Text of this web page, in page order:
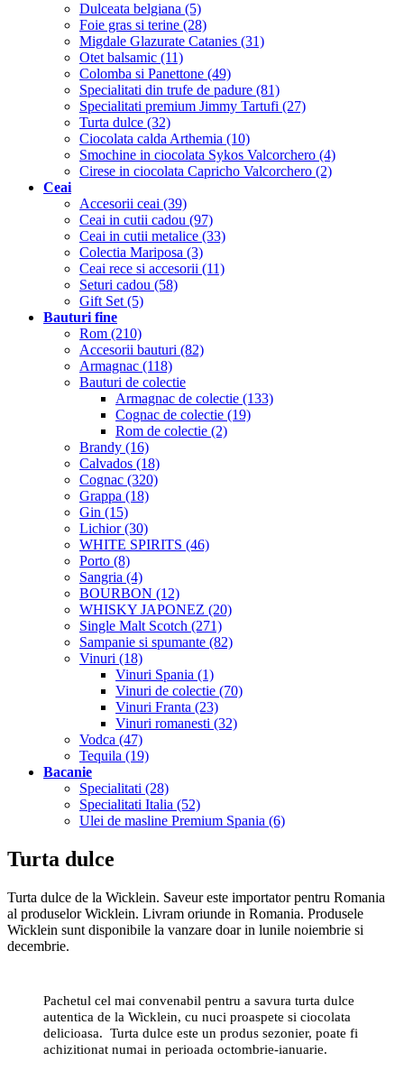
Dulceata belgiana (5)
Foie gras si terine (28)
Migdale Glazurate Catanies (31)
Otet balsamic (11)
Colomba si Panettone (49)
Specialitati din trufe de padure (81)
Specialitati premium Jimmy Tartufi (27)
Turta dulce (32)
Ciocolata calda Arthemia (10)
Smochine in ciocolata Sykos Valcorchero (4)
Cirese in ciocolata Capricho Valcorchero (2)
Ceai
Accesorii ceai (39)
Ceai in cutii cadou (97)
Ceai in cutii metalice (33)
Colectia Mariposa (3)
Ceai rece si accesorii (11)
Seturi cadou (58)
Gift Set (5)
Bauturi fine
Rom (210)
Accesorii bauturi (82)
Armagnac (118)
Bauturi de colectie
Armagnac de colectie (133)
Cognac de colectie (19)
Rom de colectie (2)
Brandy (16)
Calvados (18)
Cognac (320)
Grappa (18)
Gin (15)
Lichior (30)
WHITE SPIRITS (46)
Porto (8)
Sangria (4)
BOURBON (12)
WHISKY JAPONEZ (20)
Single Malt Scotch (271)
Sampanie si spumante (82)
Vinuri (18)
Vinuri Spania (1)
Vinuri de colectie (70)
Vinuri Franta (23)
Vinuri romanesti (32)
Vodca (47)
Tequila (19)
Bacanie
Specialitati (28)
Specialitati Italia (52)
Ulei de masline Premium Spania (6)
Turta dulce
Turta dulce de la Wicklein. Saveur este importator pentru Romania
al produselor Wicklein. Livram oriunde in Romania. Produsele
Wicklein sunt disponibile la vanzare doar in lunile noiembrie si
decembrie.
Pachetul cel mai convenabil pentru a savura turta dulce
autentica de la Wicklein, cu nuci proaspete si ciocolata
delicioasa. Turta dulce este un produs sezonier, poate fi
achizitionat numai in perioada octombrie-ianuarie.